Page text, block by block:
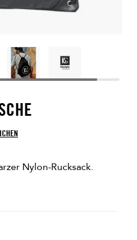
Nylon-Rucksack.